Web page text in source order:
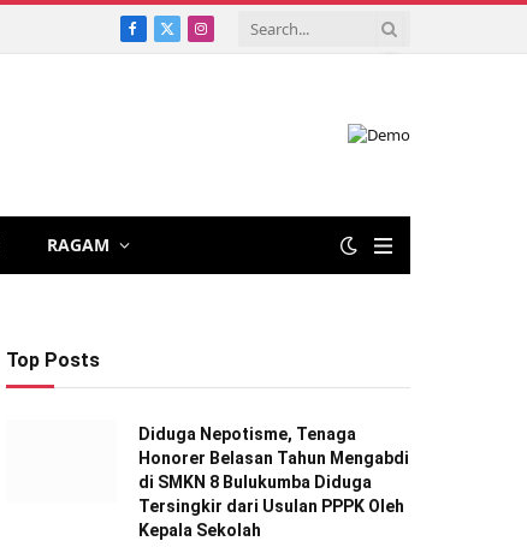
Facebook
X
Instagram
RAGAM
Top Posts
Diduga Nepotisme, Tenaga
Honorer Belasan Tahun Mengabdi
di SMKN 8 Bulukumba Diduga
Tersingkir dari Usulan PPPK Oleh
Kepala Sekolah